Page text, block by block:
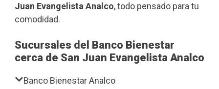
Juan Evangelista Analco, todo pensado para tu
comodidad.
Sucursales del Banco Bienestar
cerca de San Juan Evangelista Analco
Banco Bienestar Analco